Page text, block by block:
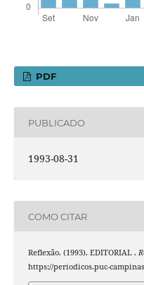
PDF
PUBLICADO
1993-08-31
COMO CITAR
Reflexão. (1993). EDITORIAL .
https://periodicos.puc-